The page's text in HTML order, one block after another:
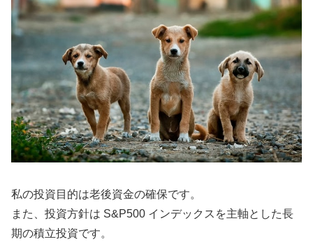
私の投資目的は老後資金の確保です。
また、投資方針は S&P500 インデックスを主軸とした長
期の積立投資です。